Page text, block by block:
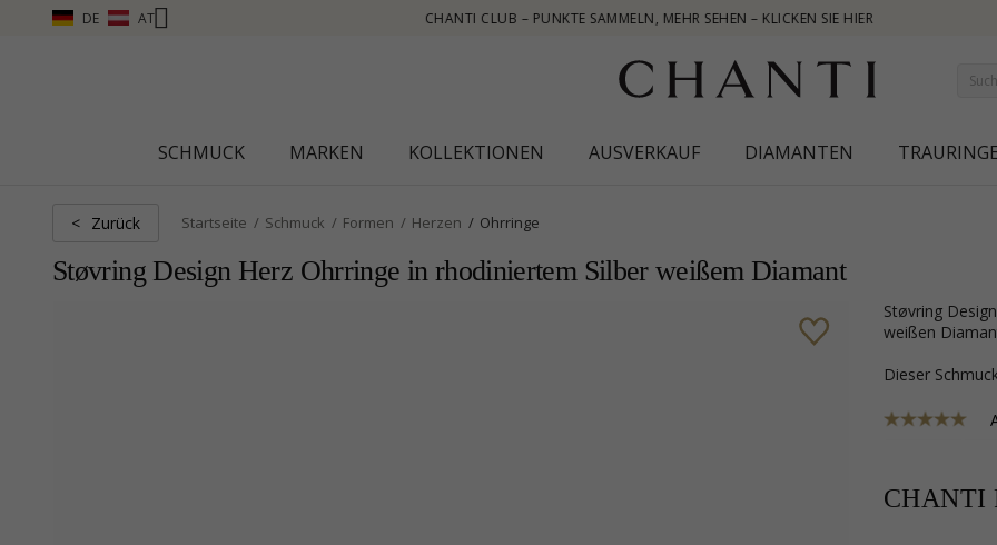
DE AT
– PUNKTE SAMMELN, MEHR SEHEN – KLICKEN SIE HIER
SCHMUCK MARKEN KOLLEKTIONEN AUSVERKAUF DIAMANTEN
< Zurück Startseite Schmuck Formen Herzen Ohrringe
Støvring Design Herz Ohrringe in rhodiniertem Silber weißem Diamant
Støvring Design Herz Ohrringe in rhodiniertem Silber mit und 2 Brillantschliff
weißen
Dieser
CHANTI